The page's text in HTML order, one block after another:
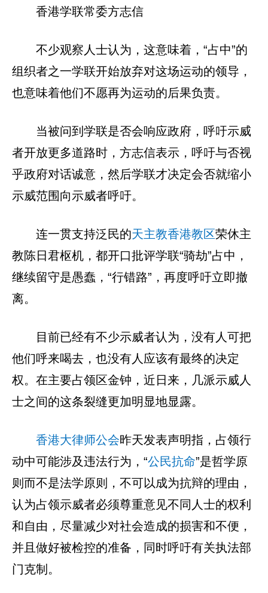
香港学联常委方志信
不少观察人士认为，这意味着，“占中”的
组织者之一学联开始放弃对这场运动的领导，
也意味着他们不愿再为运动的后果负责。
当被问到学联是否会响应政府，呼吁示威
者开放更多道路时，方志信表示，呼吁与否视
乎政府对话诚意，然后学联才决定会否就缩小
示威范围向示威者呼吁。
连一贯支持泛民的天主教香港教区荣休主
教陈日君枢机，都开口批评学联“骑劫”占中，
继续留守是愚蠢，“行错路”，再度呼吁立即撤
离。
目前已经有不少示威者认为，没有人可把
他们呼来喝去，也没有人应该有最终的决定
权。在主要占领区金钟，近日来，几派示威人
士之间的这条裂缝更加明显地显露。
香港大律师公会昨天发表声明指，占领行
动中可能涉及违法行为，“公民抗命”是哲学原
则而不是法学原则，不可以成为抗辩的理由，
认为占领示威者必须尊重意见不同人士的权利
和自由，尽量减少对社会造成的损害和不便，
并且做好被检控的准备，同时呼吁有关执法部
门克制。